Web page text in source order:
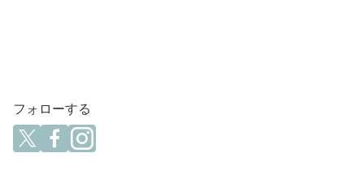
フォローする